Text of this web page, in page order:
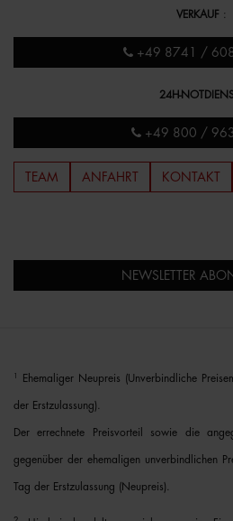
VERKAUF :
+49 8741 /
24H-
+49 800 /
TEAM ANFAHRT KONTAKT
NEWSLETTER
Ehemaliger Neupreis (Unverbindliche
der Erstzulassung).
Der errechnete Preisvorteil sowie die
gegenüber der ehemaligen unverbindlichen
Tag der Erstzulassung (Neupreis).